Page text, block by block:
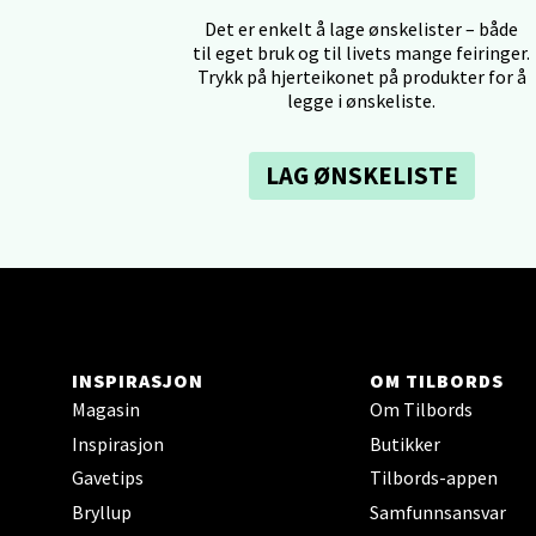
Det er enkelt å lage ønskelister – både
til eget bruk og til livets mange feiringer.
Trykk på hjerteikonet på produkter for å
legge i ønskeliste.
LAG ØNSKELISTE
INSPIRASJON
Magasin
Inspirasjon
Gavetips
Bryllup
OM TILBORDS
Om Tilbords
Butikker
Tilbords-appen
Samfunnsansvar